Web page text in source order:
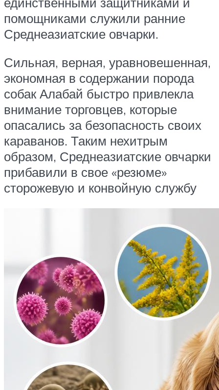
помощниками служили ранние
Среднеазиатские овчарки.
Сильная, верная, уравновешенная,
экономная в содержании порода
собак Алабай быстро привлекла
внимание торговцев, которые
опасались за безопасность своих
караванов. Таким нехитрым
образом, Среднеазиатские овчарки
прибавили в свое «резюме»
сторожевую и конвойную службу